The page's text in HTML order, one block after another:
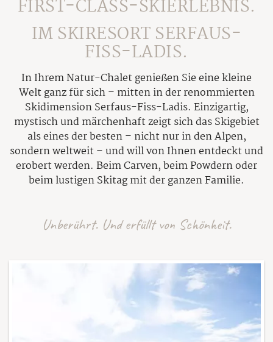
Awards
Gutscheine
Newsletter
Anfrage
Online Buchen
Außen-Holzpool
Sauna & Aufgüsse
Feuer & Flamme
Auszeichnungen
Tischreservierung
Öffnungszeiten
Tuxer Stüberl
Schwarzbrenner-Hütte
Wein ELIXIUM
Sommer
Familien Sommer
Mountainbiken
Ausflüge im Sommer
Sommer-Funparks
Super. Sommer. Card.
Sommer-Events
Winter
Winter-Genuss
Winter aktiv
Ausflüge im Winter
Tirols Skidimension
Private Skiing
Sitemap
FIRST-CLASS-SKIERLEBNIS.
IM SKIRESORT SERFAUS-
FISS-LADIS.
In Ihrem Natur-Chalet genießen Sie eine kleine
Welt ganz für sich – mitten in der renommierten
Skidimension Serfaus-Fiss-Ladis. Einzigartig,
mystisch und märchenhaft zeigt sich das Skigebiet
als eines der besten – nicht nur in den Alpen,
sondern weltweit – und will von Ihnen entdeckt und
erobert werden. Beim Carven, beim Powdern oder
beim lustigen Skitag mit der ganzen Familie.
Unberührt. Und erfüllt von Schönheit.